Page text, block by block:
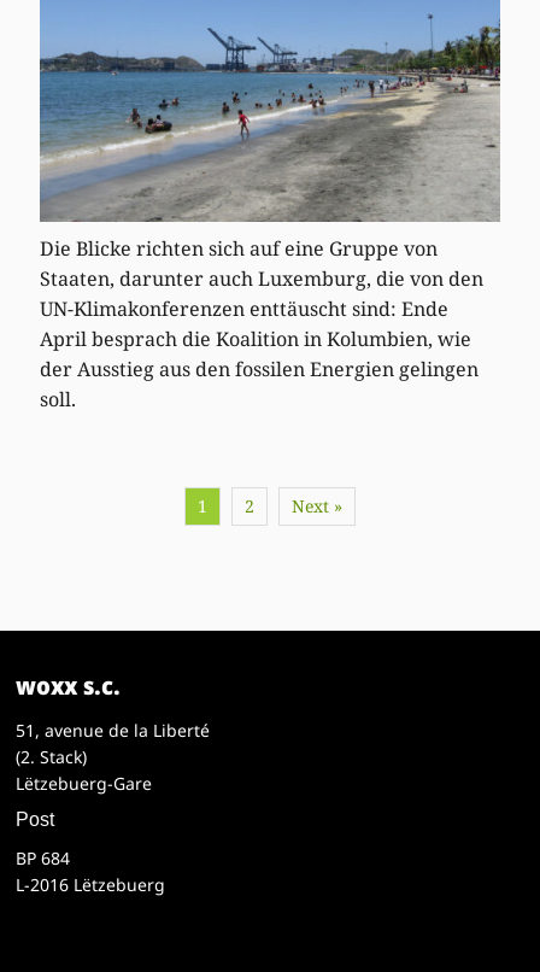
Die Blicke richten sich auf eine Gruppe von
Staaten, darunter auch Luxemburg, die von den
UN-Klimakonferenzen enttäuscht sind: Ende
April besprach die Koalition in Kolumbien, wie
der Ausstieg aus den fossilen Energien gelingen
soll.
1 2 Next »
woxx s.c.
51, avenue de la Liberté
(2. Stack)
Lëtzebuerg-Gare
Post
BP 684
L-2016 Lëtzebuerg